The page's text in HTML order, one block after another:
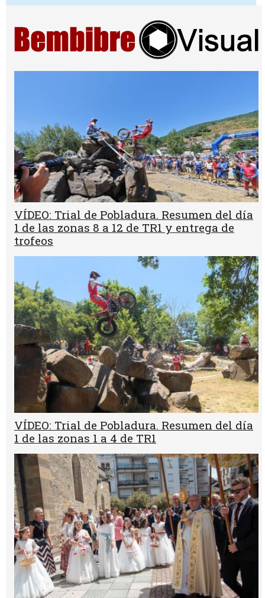
VÍDEO: Trial de Pobladura. Resumen del día
1 de las zonas 8 a 12 de TR1 y entrega de
trofeos
VÍDEO: Trial de Pobladura. Resumen del día
1 de las zonas 1 a 4 de TR1